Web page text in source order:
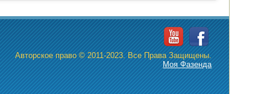
Авторское право © 2011-2023. Все Права Защищены.
Моя Фазенда